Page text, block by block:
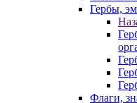
Гербы,
Флаги,